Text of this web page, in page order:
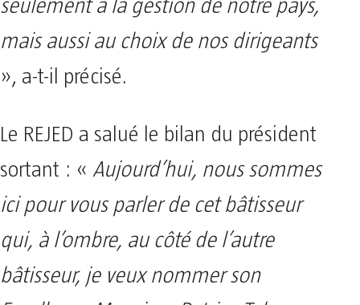
seulement à la gestion de notre pays,
mais aussi au choix de nos dirigeants
», a-t-il précisé.
Le REJED a salué le bilan du président
sortant : « Aujourd’hui, nous sommes
ici pour vous parler de cet bâtisseur
qui, à l’ombre, au côté de l’autre
bâtisseur, je veux nommer son